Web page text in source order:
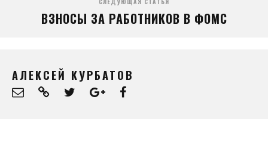
ВЗНОСЫ ЗА РАБОТНИКОВ В ФОМС
АЛЕКСЕЙ КУРБАТОВ